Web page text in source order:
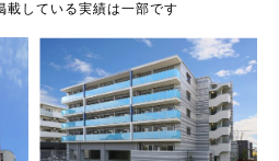
載している実績は一部です